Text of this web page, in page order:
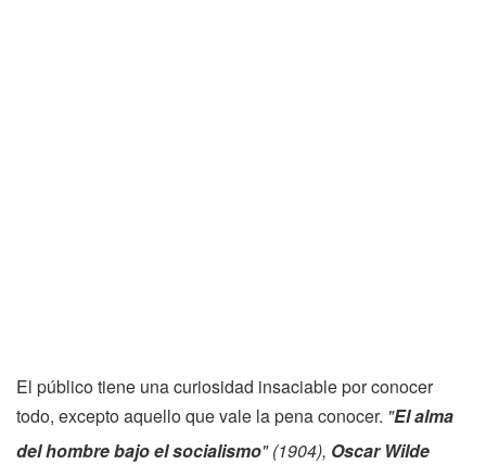
El público tiene una curiosidad insaciable por conocer
todo, excepto aquello que vale la pena conocer. "El alma
del hombre bajo el socialismo" (1904), Oscar Wilde